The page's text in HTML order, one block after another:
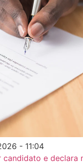
- 11:04
candidato e declara